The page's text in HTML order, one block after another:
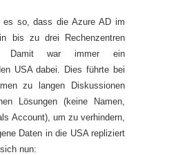
so, dass die Azure AD im
bis zu drei Rechenzentren
Damit war immer ein
USA dabei. Dies führte bei
zu langen Diskussionen
Lösungen (keine Namen,
Account), um zu verhindern,
Daten in die USA repliziert
nun: